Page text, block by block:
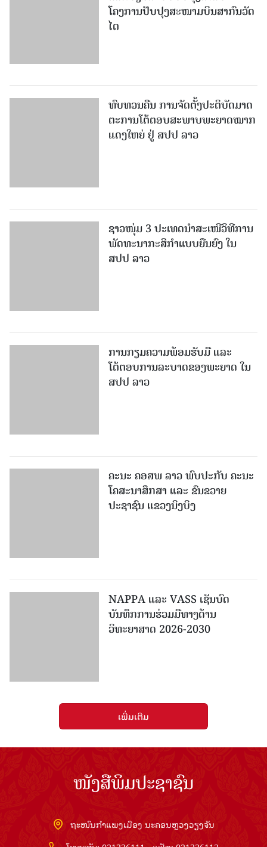
ຕະການໂຕ້ຕອບສະພາບພະຍາດໝາກ
ແດງໃຫຍ່ ຢູ່ ສປປ ລາວ
ພັດທະນາກະສິກຳແບບຍືນຍົງ ໃນ
ສປປ ລາວ
ໂຕ້ຕອບການລະບາດຂອງພະຍາດ ໃນ
ສປປ ລາວ
ໂຄສະນາສຶກສາ ແລະ ຂົນຂວາຍ
ປະຊາຊົນ ແຂວງນິງບິງ
ບັນທຶກການຮ່ວມມືທາງດ້ານ
ວິທະຍາສາດ 2026-2030
ໜັງສືພິມປະຊາຊົນ
ຖະໜົນກຳແພງເມືອງ ນະຄອນຫຼວງວຽງຈັນ